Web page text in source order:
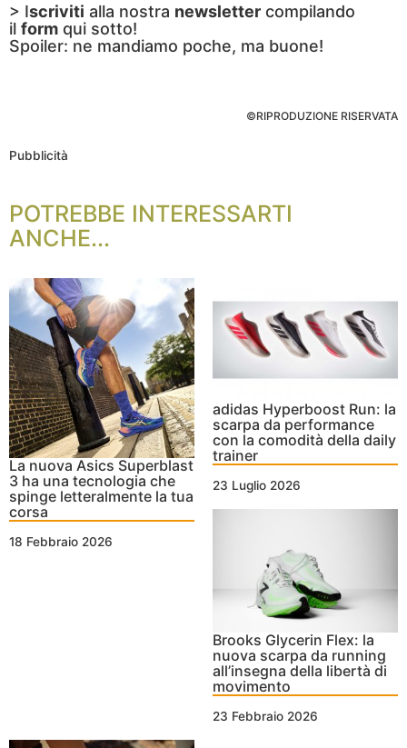
> Iscriviti alla nostra newsletter compilando
il form qui sotto!
Spoiler: ne mandiamo poche, ma buone!
©RIPRODUZIONE RISERVATA
Pubblicità
POTREBBE INTERESSARTI
ANCHE...
La nuova Asics Superblast
3 ha una tecnologia che
spinge letteralmente la tua
corsa
18 Febbraio 2026
adidas Hyperboost Run: la
scarpa da performance
con la comodità della daily
trainer
23 Luglio 2026
Brooks Glycerin Flex: la
nuova scarpa da running
all’insegna della libertà di
movimento
23 Febbraio 2026